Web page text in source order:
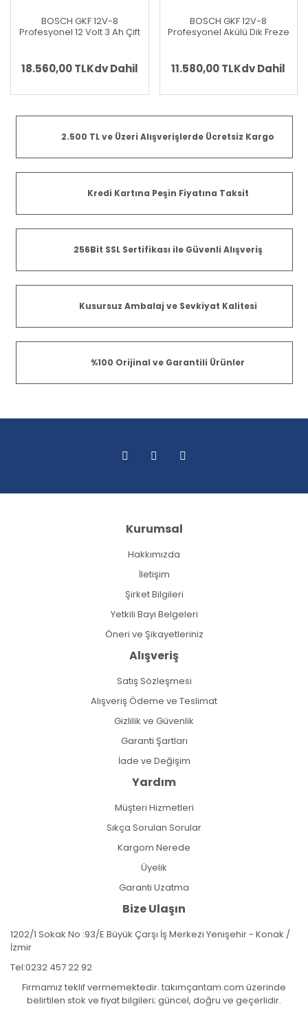
BOSCH GKF 12V-8
Profesyonel 12 Volt 3 Ah Çift
18.560,00 TLKdv Dahil
BOSCH GKF 12V-8
Profesyonel Akülü Dik Freze
Makina) - (Teslimat
Kapsamında Akü ve Şarj
11.580,00 TLKdv Dahil
2.500 TL ve Üzeri Alışverişlerde Ücretsiz Kargo
Kredi Kartına Peşin Fiyatına Taksit
256Bit SSL Sertifikası ile Güvenli Alışveriş
Kusursuz Ambalaj ve Sevkiyat Kalitesi
%100 Orijinal ve Garantili Ürünler
Kurumsal
Hakkımızda
İletişim
Şirket Bilgileri
Yetkili Bayi Belgeleri
Öneri ve Şikayetleriniz
Alışveriş
Satış Sözleşmesi
Alışveriş Ödeme ve Teslimat
Gizlilik ve Güvenlik
Garanti Şartları
İade ve Değişim
Yardım
Müşteri Hizmetleri
Sıkça Sorulan Sorular
Kargom Nerede
Üyelik
Garanti Uzatma
Bize Ulaşın
1202/1 Sokak No :93/E Büyük Çarşı İş Merkezi Yenişehir - Konak /
İzmir
Tel:0232 457 22 92
Firmamız teklif vermemektedir. takımçantam.com üzerinde
belirtilen stok ve fiyat bilgileri; güncel, doğru ve geçerlidir.